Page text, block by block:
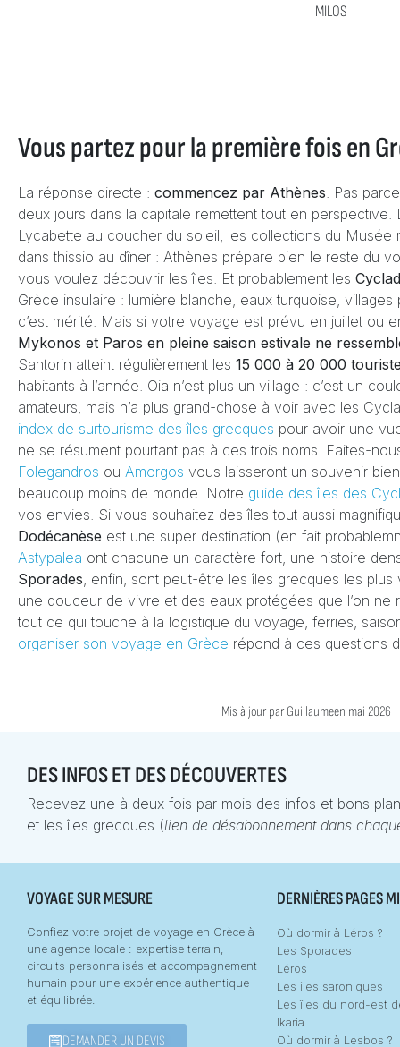
MILOS
Vous partez pour la première fois en
La réponse directe : commencez par Athènes. Pas
deux jours dans la capitale remettent tout en perspective.
Lycabette au coucher du soleil, les collections du Musée
dans thissio au dîner : Athènes prépare bien le reste du
vous voulez découvrir les îles. Et probablement les
Grèce insulaire : lumière blanche, eaux turquoise,
c’est mérité. Mais si votre voyage est prévu en juillet ou
Mykonos et Paros en pleine saison estivale ne
Santorin atteint régulièrement les 15 000 à 20 000
habitants à l’année. Oia n’est plus un village : c’est un
amateurs, mais n’a plus grand-chose à voir avec les
index de surtourisme des îles grecques pour avoir une
ne se résument pourtant pas à ces trois noms. Faites-
Folegandros ou Amorgos vous laisseront un souvenir
beaucoup moins de monde. Notre guide des îles des
vos envies. Si vous souhaitez des îles tout aussi
Dodécanèse est une super destination (en fait
Astypalea ont chacune un caractère fort, une histoire
Sporades, enfin, sont peut-être les îles grecques les
une douceur de vivre et des eaux protégées que l’on ne
tout ce qui touche à la logistique du voyage, ferries,
organiser son voyage en Grèce répond à ces questions
Mis à jour par Guillaumeen mai 2026
DES INFOS ET DES DÉCOUVERTES
Recevez une à deux fois par mois des infos et bons
et les îles grecques (lien de désabonnement dans
VOYAGE SUR MESURE
Confiez votre projet de voyage en Grèce à
une agence locale : expertise terrain,
circuits personnalisés et accompagnement
humain pour une expérience authentique
et équilibrée.
DEMANDER UN DEVIS
DERNIÈRES PAGES
Où dormir à Léros ?
Les Sporades
Léros
Les îles saroniques
Les îles du nord-est
Ikaria
Où dormir à Lesbos ?